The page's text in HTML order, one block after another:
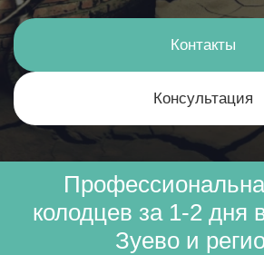
Контакты
Консультация
колодцев за 1-2 дня
Зуево и